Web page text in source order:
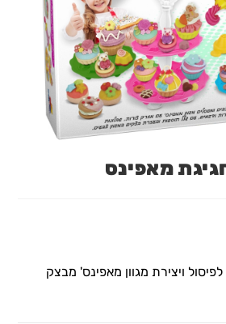
מאפינס
ויצירת מגוון מאפינס' מבצק